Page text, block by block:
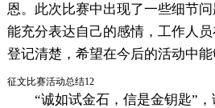
恩。此次比赛中出现了一些细节
能充分表达自己的感情，工作人
登记清楚，希望在今后的活动中能
征文比赛活动总结12
“诚如试金石，信是金钥匙”